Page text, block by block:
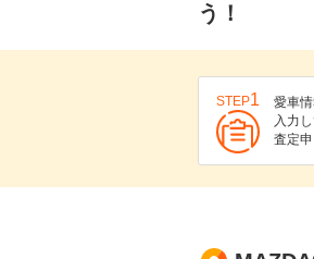
う！
STEP1
愛車
入力
査定